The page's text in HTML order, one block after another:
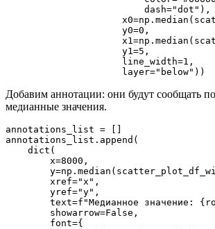
                         dash="dot"),
                     y0=0,
                     y1=5,
                     line_width=1,
                     layer="below"))
Добавим аннотации: они будут сообщать
медианные значения.
annotations_list = []
annotations_list.append(
    dict(
        x=8000,
        xref="x",
        yref="y",
text=f"Медианное значение:
        showarrow=False,
        font={